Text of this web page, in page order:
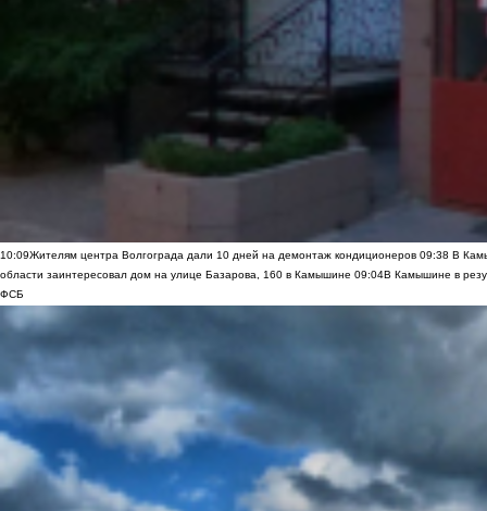
10:09Жителям центра Волгограда дали 10 дней на демонтаж кондиционеров 09:38 В
области заинтересовал дом на улице Базарова, 160 в Камышине 09:04В Камышине в
ФСБ